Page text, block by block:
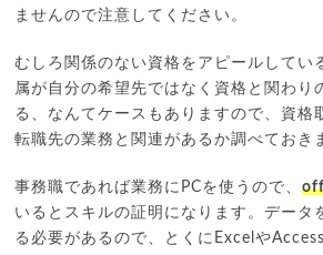
ませんので注意してください。
むしろ関係のない資格をアピールしてい
属が自分の希望先ではなく資格と関わり
る、なんてケースもありますので、資格
転職先の業務と関連があるか調べておき
事務職であれば業務にPCを使うので、
いるとスキルの証明になります。データ
る必要があるので、とくにExcelや